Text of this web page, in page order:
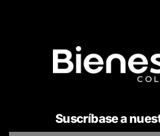
Suscríbase a